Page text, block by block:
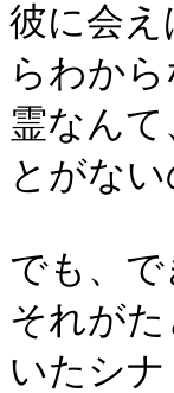
彼に会
らわから
霊なん
とがない
でも、
それが
いたシ